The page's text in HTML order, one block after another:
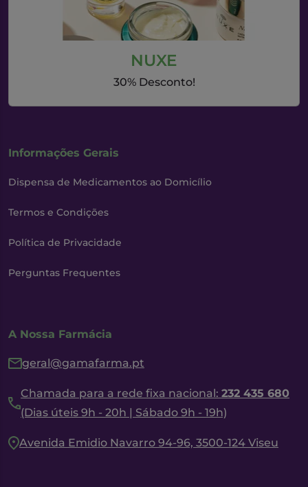
NUXE
30% Desconto!
Informações Gerais
Dispensa de Medicamentos ao Domicílio
Termos e Condições
Política de Privacidade
Perguntas Frequentes
A Nossa Farmácia
geral@gamafarma.pt
Chamada para a rede fixa nacional: 232 435 680
(Dias úteis 9h - 20h | Sábado 9h - 19h)
Avenida Emidio Navarro 94-96, 3500-124 Viseu